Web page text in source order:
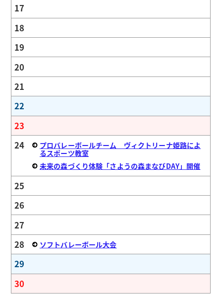
17
18
19
20
21
22
23
24
プロバレーボールチーム ヴィクトリーナ姫路によ
るスポーツ教室
未来の森づくり体験「さようの森まなびDAY」開催
25
26
27
28
ソフトバレーボール大会
29
30